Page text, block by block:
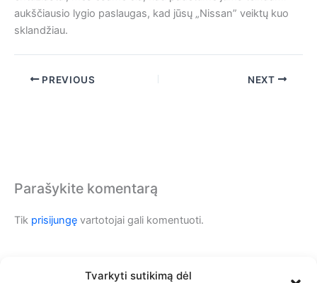
Tvarkyti sutikimą dėl
aukščiausio lygio paslaugas, kad jūsų „Nissan” veiktų kuo
sklandžiau.
PREVIOUS NEXT
Parašykite komentarą
Tik prisijungę vartotojai gali komentuoti.